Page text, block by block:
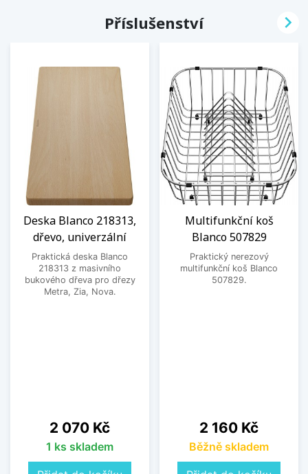
Příslušenství
Deska Blanco 218313,
dřevo, univerzální
Praktická deska Blanco
218313 z masivního
bukového dřeva pro dřezy
Metra, Zia, Nova.
Cena
2 070 Kč
1 ks skladem
Multifunkční koš
Blanco 507829
Praktický nerezový
multifunkční koš Blanco
507829.
Cena
2 160 Kč
Běžně skladem
